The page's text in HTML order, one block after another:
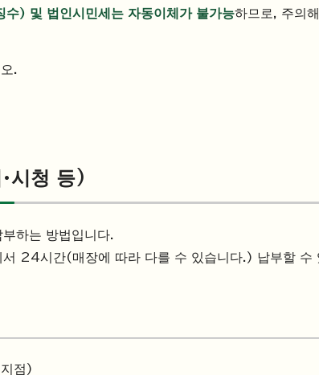
) 및 법인시민세는 자동이체가 불가능하므로, 주의
.
시청 등)
하는 방법입니다.
24시간(매장에 따라 다를 수 있습니다.) 납부할 수
점)